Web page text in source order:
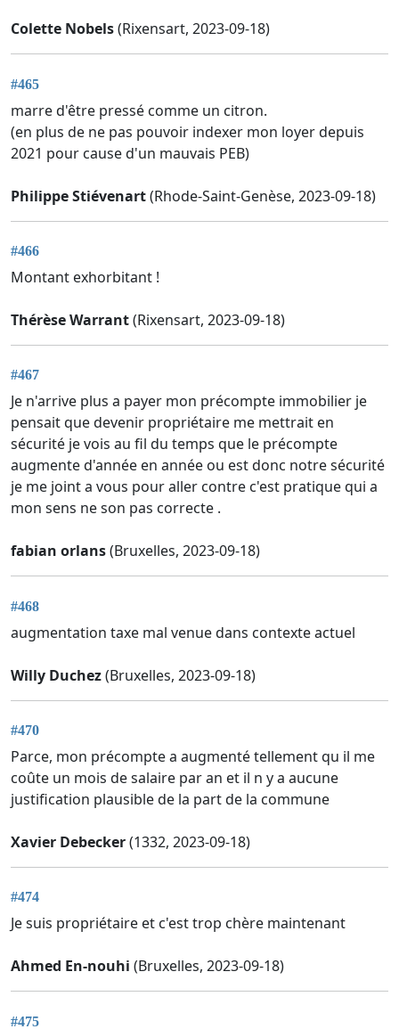
Colette Nobels(Rixensart, 2023-09-18)
#465
marre d'être pressé comme un citron.
(en plus de ne pas pouvoir indexer mon loyer depuis
2021 pour cause d'un mauvais PEB)
Philippe Stiévenart(Rhode-Saint-Genèse, 2023-09-18)
#466
Montant exhorbitant !
Thérèse Warrant(Rixensart, 2023-09-18)
#467
Je n'arrive plus a payer mon précompte immobilier je
pensait que devenir propriétaire me mettrait en
sécurité je vois au fil du temps que le précompte
augmente d'année en année ou est donc notre sécurité
je me joint a vous pour aller contre c'est pratique qui a
mon sens ne son pas correcte .
fabian orlans(Bruxelles, 2023-09-18)
#468
augmentation taxe mal venue dans contexte actuel
Willy Duchez(Bruxelles, 2023-09-18)
#470
Parce, mon précompte a augmenté tellement qu il me
coûte un mois de salaire par an et il n y a aucune
justification plausible de la part de la commune
Xavier Debecker(1332, 2023-09-18)
#474
Je suis propriétaire et c'est trop chère maintenant
Ahmed En-nouhi (Bruxelles, 2023-09-18)
#475